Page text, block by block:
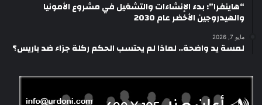
“هاينفرا”: بدء الإنشاءات والتشغيل في مشروع الأمونيا
والهيدروجين الأخضر عام 2030
مايو 7, 2026
لمسة يد واضحة.. لماذا لم يحتسب الحكم ركلة جزاء ضد باريس؟